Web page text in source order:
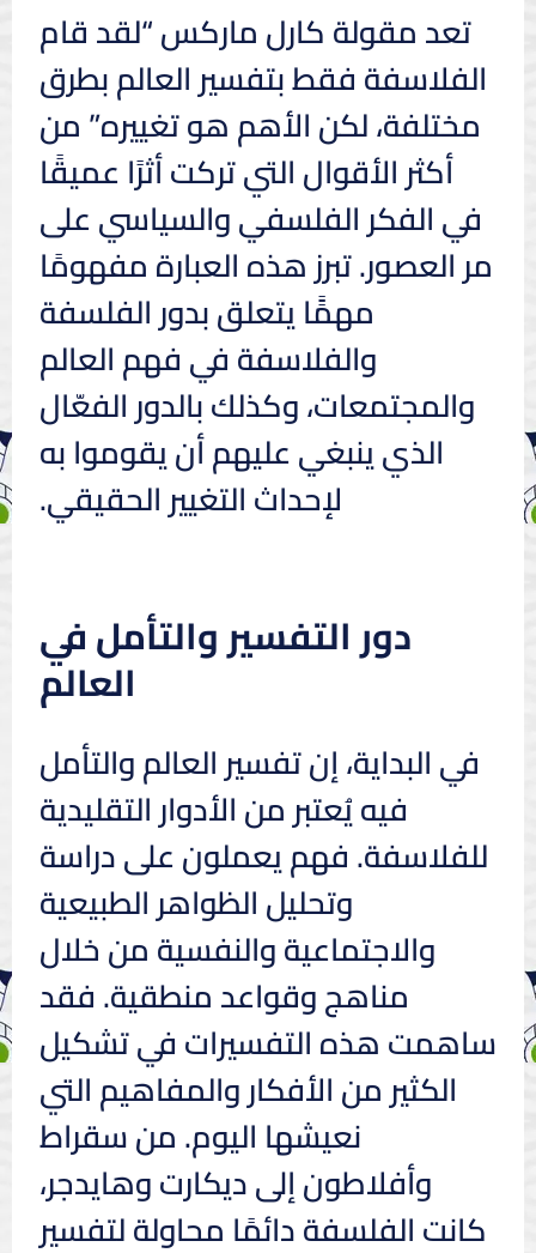
تعد مقولة كارل ماركس “لقد قام
الفلاسفة فقط بتفسير العالم بطرق
مختلفة، لكن الأهم هو تغييره” من
أكثر الأقوال التي تركت أثرًا عميقًا
في الفكر الفلسفي والسياسي على
مر العصور. تبرز هذه العبارة مفهومًا
مهمًًا يتعلق بدور الفلسفة
والفلاسفة في فهم العالم
والمجتمعات، وكذلك بالدور الفعّال
الذي ينبغي عليهم أن يقوموا به
لإحداث التغيير الحقيقي.
دور التفسير والتأمل في
العالم
في البداية، إن تفسير العالم والتأمل
فيه يُعتبر من الأدوار التقليدية
للفلاسفة. فهم يعملون على دراسة
وتحليل الظواهر الطبيعية
والاجتماعية والنفسية من خلال
مناهج وقواعد منطقية. فقد
ساهمت هذه التفسيرات في تشكيل
الكثير من الأفكار والمفاهيم التي
نعيشها اليوم. من سقراط
وأفلاطون إلى ديكارت وهايدجر،
كانت الفلسفة دائمًا محاولة لتفسير